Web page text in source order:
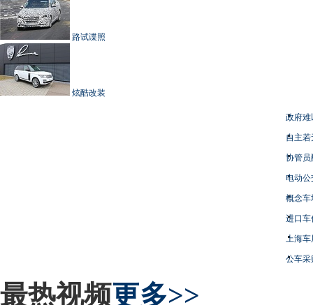
路试谍照
炫酷改装
政府难
自主
协管员
电动
概念车
进口车
上海
公车采
最热视频更多>>